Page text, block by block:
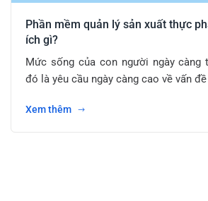
Phần mềm quản lý sản xuất thực
ích gì?
Mức sống của con người ngày càng
đó là yêu cầu ngày càng cao về vấn
Xem thêm